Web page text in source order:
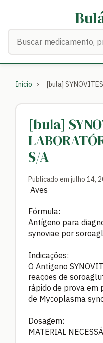
Início › [bula]
[bula]
S/A
Publicado em julho 14,
Aves
Fórmula:
Antígeno para
synoviae por
Indicações:
O Antígeno
reações de
rápido de prova em
de Mycoplasma
Dosagem:
MATERIAL